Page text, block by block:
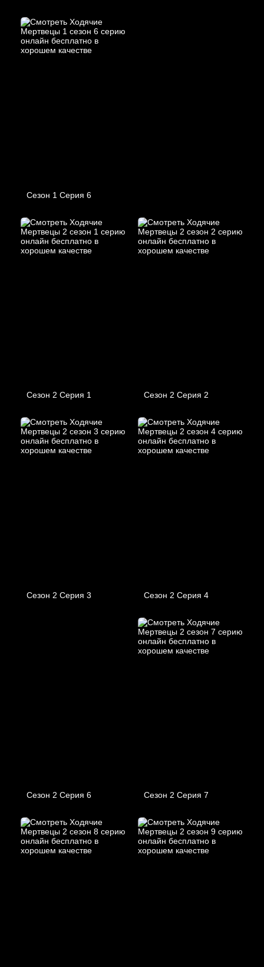
Сезон 1 Серия 6
Сезон 2 Серия 1 Сезон 2 Серия 2
Сезон 2 Серия 3 Сезон 2 Серия 4
Сезон 2 Серия 6 Сезон 2 Серия 7